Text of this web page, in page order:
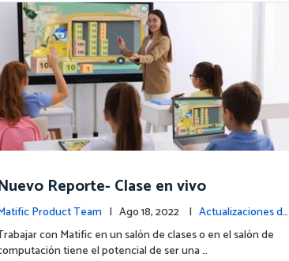
Reporte- Clase en vivo
Product Team | Ago 18, 2022 | Actualizaciones de
plataformacon Matific en un salón de clases o en el salón de
tiene el potencial de ser una …